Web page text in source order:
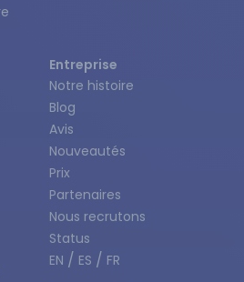
Entreprise
Notre histoire
Blog
Avis
Nouveautés
Prix
Partenaires
Nous recrutons
Status
EN / ES / FR